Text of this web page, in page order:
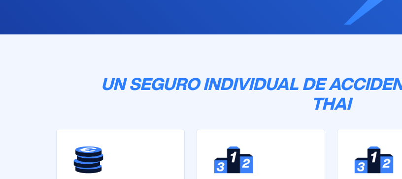
UN SEGURO INDIVIDUAL DE
THAI